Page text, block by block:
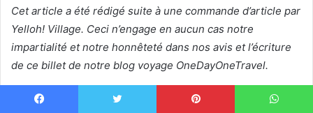
Cet article a été rédigé suite à une commande d’article par
Yelloh! Village. Ceci n’engage en aucun cas notre
impartialité et notre honnêteté dans nos avis et l’écriture
de ce billet de notre blog voyage OneDayOneTravel.